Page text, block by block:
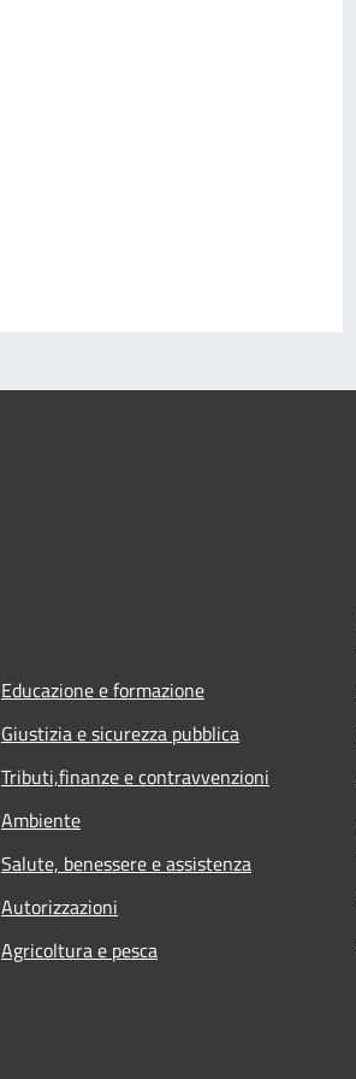
Educazione e formazione
Giustizia e sicurezza pubblica
Tributi,finanze e contravvenzioni
Ambiente
Salute, benessere e assistenza
Autorizzazioni
Agricoltura e pesca